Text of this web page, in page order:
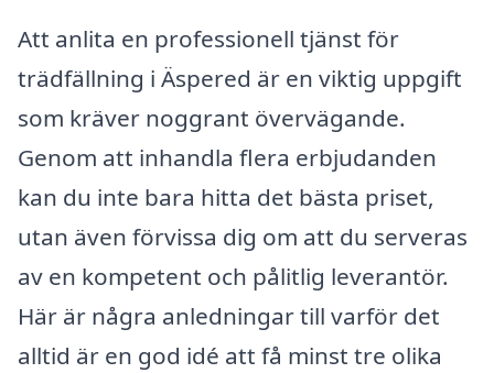
Att anlita en professionell tjänst för
trädfällning i Äspered är en viktig uppgift
som kräver noggrant övervägande.
Genom att inhandla flera erbjudanden
kan du inte bara hitta det bästa priset,
utan även förvissa dig om att du serveras
av en kompetent och pålitlig leverantör.
Här är några anledningar till varför det
alltid är en god idé att få minst tre olika